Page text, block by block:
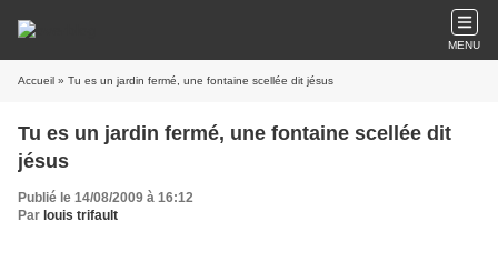
MENU
Accueil » Tu es un jardin fermé, une fontaine scellée dit jésus
Tu es un jardin fermé, une fontaine scellée dit
jésus
Publié le 14/08/2009 à 16:12
Par louis trifault